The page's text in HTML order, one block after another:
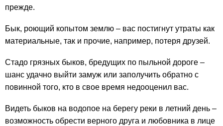
прежде.
Бык, роющий копытом землю – вас постигнут утраты как
материальные, так и прочие, например, потеря друзей.
Стадо грязных быков, бредущих по пыльной дороге –
шанс удачно выйти замуж или заполучить обратно с
повинной того, кто в свое время недооценил вас.
Видеть быков на водопое на берегу реки в летний день –
возможность обрести верного друга и любовника в лице